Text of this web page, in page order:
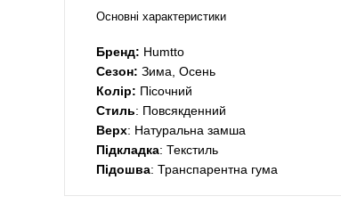
Основні характеристики
Бренд: Humtto
Сезон: Зима, Осень
Колір: Пісочний
Стиль: Повсякденний
Верх: Натуральна замша
Підкладка: Текстиль
Підошва: Транспарентна гума